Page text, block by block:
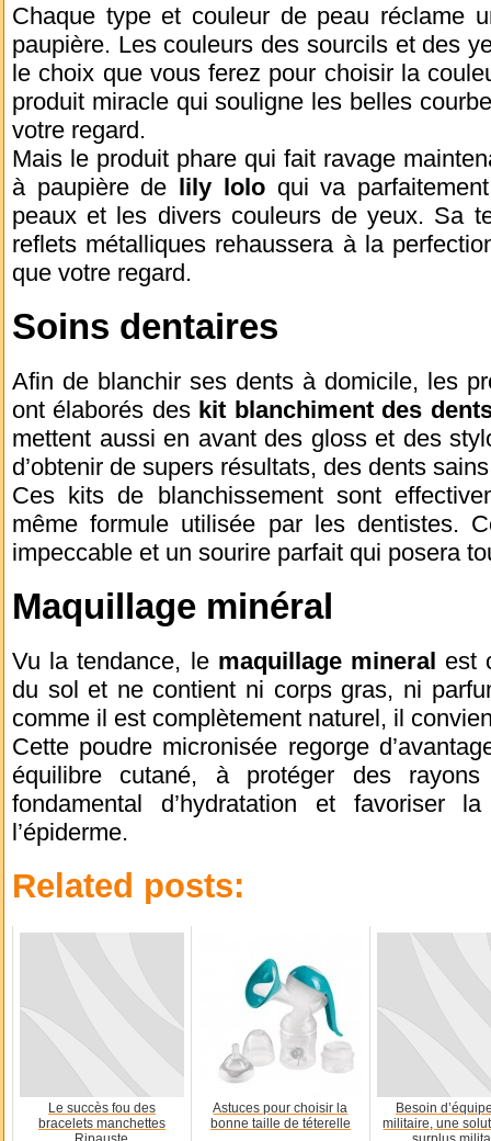
Chaque type et couleur de peau réclame
paupière. Les couleurs des sourcils et des
le choix que vous ferez pour choisir la
produit miracle qui souligne les belles
votre regard.
Mais le produit phare qui fait ravage
à paupière de lily lolo qui va
peaux et les divers couleurs de yeux. Sa
reflets métalliques rehaussera à la
que votre regard.
Soins dentaires
Afin de blanchir ses dents à domicile, les
ont élaborés des kit blanchiment des
mettent aussi en avant des gloss et des
d’obtenir de supers résultats, des dents
Ces kits de blanchissement sont
même formule utilisée par les dentistes.
impeccable et un sourire parfait qui posera
Maquillage minéral
Vu la tendance, le maquillage mineral est
du sol et ne contient ni corps gras, ni
comme il est complètement naturel, il
Cette poudre micronisée regorge
équilibre cutané, à protéger des
fondamental d’hydratation et favoriser
l’épiderme.
Related posts:
Le succès fou des
bracelets manchettes
Astuces pour choisir la
bonne taille de téterelle
Besoin
militaire, une